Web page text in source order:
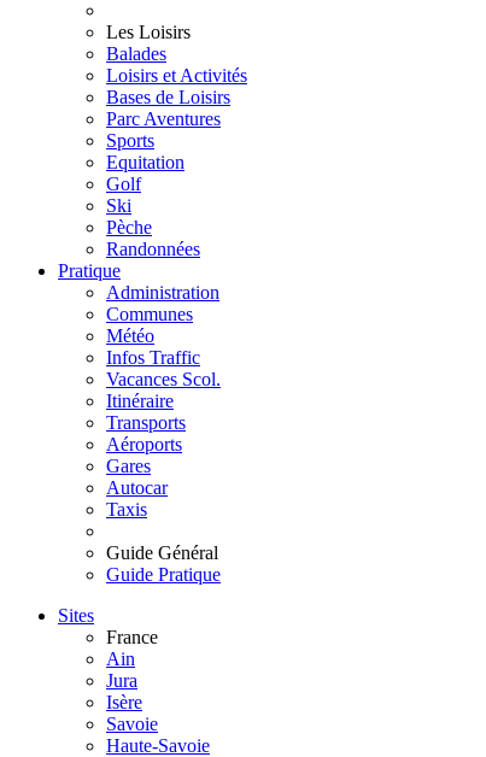
Les Loisirs
Balades
Loisirs et Activités
Bases de Loisirs
Parc Aventures
Sports
Equitation
Golf
Ski
Pèche
Randonnées
Pratique
Administration
Communes
Météo
Infos Traffic
Vacances Scol.
Itinéraire
Transports
Aéroports
Gares
Autocar
Taxis
Guide Général
Guide Pratique
Sites
France
Ain
Jura
Isère
Savoie
Haute-Savoie